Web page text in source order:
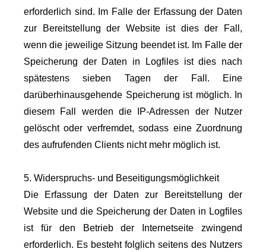
erforderlich sind. Im Falle der Erfassung der Daten
zur Bereitstellung der Website ist dies der Fall,
wenn die jeweilige Sitzung beendet ist. Im Falle der
Speicherung der Daten in Logfiles ist dies nach
spätestens sieben Tagen der Fall. Eine
darüberhinausgehende Speicherung ist möglich. In
diesem Fall werden die IP-Adressen der Nutzer
gelöscht oder verfremdet, sodass eine Zuordnung
des aufrufenden Clients nicht mehr möglich ist.
5. Widerspruchs- und Beseitigungsmöglichkeit
Die Erfassung der Daten zur Bereitstellung der
Website und die Speicherung der Daten in Logfiles
ist für den Betrieb der Internetseite zwingend
erforderlich. Es besteht folglich seitens des Nutzers